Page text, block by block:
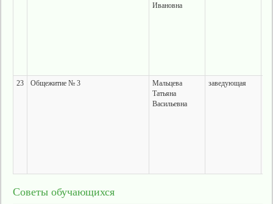
Ивановна
23 Общежитие № 3
Мальцева
Татьяна
Васильевна
заведующая
Советы обучающихся